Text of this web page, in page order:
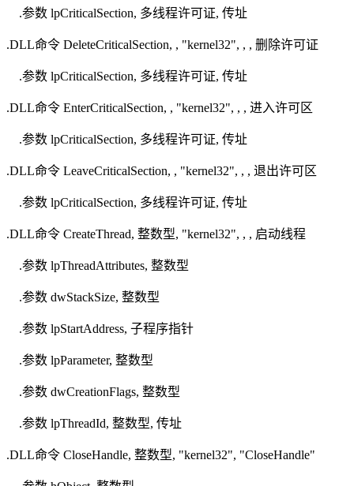
.参数 lpCriticalSection, 多线程许可证, 传址
.DLL命令 DeleteCriticalSection, , "kernel32", , , 删除许可证
.参数 lpCriticalSection, 多线程许可证, 传址
.DLL命令 EnterCriticalSection, , "kernel32", , , 进入许可区
.参数 lpCriticalSection, 多线程许可证, 传址
.DLL命令 LeaveCriticalSection, , "kernel32", , , 退出许可区
.参数 lpCriticalSection, 多线程许可证, 传址
.DLL命令 CreateThread, 整数型, "kernel32", , , 启动线程
.参数 lpThreadAttributes, 整数型
.参数 dwStackSize, 整数型
.参数 lpStartAddress, 子程序指针
.参数 lpParameter, 整数型
.参数 dwCreationFlags, 整数型
.参数 lpThreadId, 整数型, 传址
.DLL命令 CloseHandle, 整数型, "kernel32", "CloseHandle"